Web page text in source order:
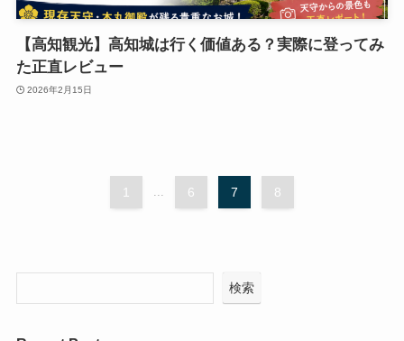
【高知観光】高知城は行く価値ある？実際に登ってみ
た正直レビュー
2026年2月15日
1 ... 6 7 8
検索